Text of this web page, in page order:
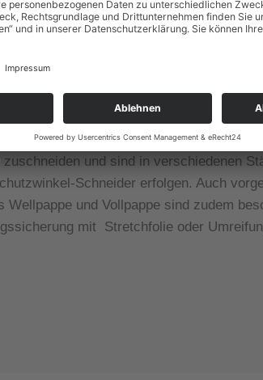
indem sie die Außenkanten der
können je nach Anwendungsbereich
werden sie waagerecht
ist auch eine senkrechte
und sind in verschiedenen
Schneider erfolgen. Auch
und Vollpappe sind zudem
mit Stretchfolie oder